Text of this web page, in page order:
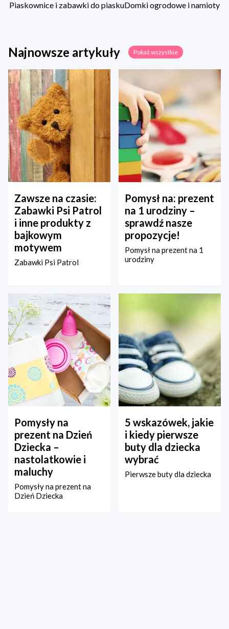
Piaskownice i zabawki do piaskuDomki ogrodowe i namioty
Najnowsze artykuły Pokaż wszystkie
Zawsze na czasie:
Zabawki Psi Patrol
i inne produkty z
bajkowym
motywem
Zabawki Psi Patrol
Pomysł na: prezent
na 1 urodziny –
sprawdź nasze
propozycje!
Pomysł na prezent na 1
urodziny
Pomysły na
prezent na Dzień
Dziecka –
nastolatkowie i
maluchy
Pomysły na prezent na
Dzień Dziecka
5 wskazówek, jakie
i kiedy pierwsze
buty dla dziecka
wybrać
Pierwsze buty dla dziecka